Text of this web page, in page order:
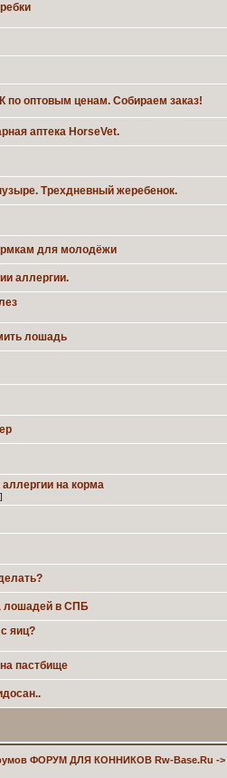
оптовым ценам. Собираем заказ!
аптека HorseVet.
Трехдневный жеребенок.
для молодёжи
аллергии.
лошадь
на корма
]
лошадей в СПБ
яиц?
пастбище
ФОРУМ ДЛЯ КОННИКОВ Rw-Base.Ru ->